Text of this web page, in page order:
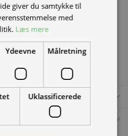
hos enautoriseret NIU
du sikre dig at batteriet ikke er
en video af at batteriet sidder i en
giver du samtykke til
med
Læs mere
Ydeevne Målretning
Uklassificerede